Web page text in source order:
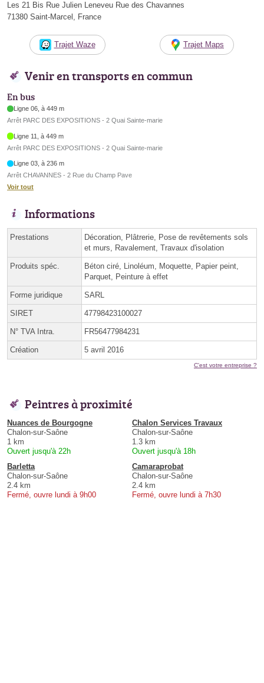
Les 21 Bis Rue Julien Leneveu Rue des Chavannes
71380 Saint-Marcel, France
Trajet Waze Trajet Maps
Venir en transports en commun
En bus
Ligne 06, à 449 m
Arrêt PARC DES EXPOSITIONS - 2 Quai Sainte-marie
Ligne 11, à 449 m
Arrêt PARC DES EXPOSITIONS - 2 Quai Sainte-marie
Ligne 03, à 236 m
Arrêt CHAVANNES - 2 Rue du Champ Pave
Voir tout
Informations
Prestations
Décoration, Plâtrerie, Pose de revêtements sols
et murs, Ravalement, Travaux d'isolation
Produits spéc.
Béton ciré, Linoléum, Moquette, Papier peint,
Parquet, Peinture à effet
Forme juridique SARL
SIRET 47798423100027
N° TVA Intra. FR56477984231
Création 5 avril 2016
C'est votre entreprise ?
Peintres à proximité
Nuances de Bourgogne
Chalon-sur-Saône
1 km
Ouvert jusqu'à 22h
Chalon Services Travaux
Chalon-sur-Saône
1.3 km
Ouvert jusqu'à 18h
Barletta
Chalon-sur-Saône
2.4 km
Fermé, ouvre lundi à 9h00
Camaraprobat
Chalon-sur-Saône
2.4 km
Fermé, ouvre lundi à 7h30